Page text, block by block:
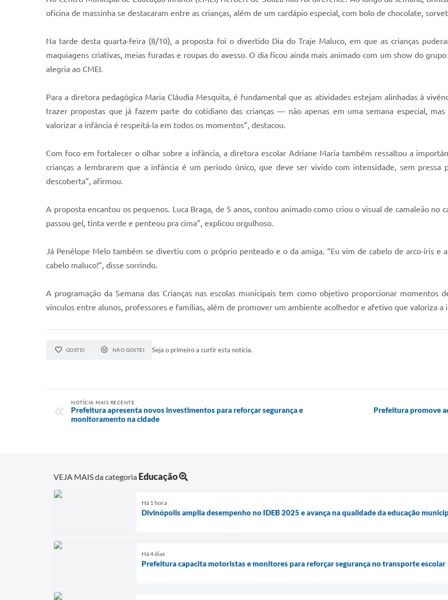
oficina de massinha se destacaram entre as crianças, além de um cardápio especial, com bolo de chocolate,
Na tarde desta quarta-feira (8/10), a proposta foi o divertido Dia do Traje Maluco, em que as crianças
maquiagens criativas, meias furadas e roupas do avesso. O dia ficou ainda mais animado com um show do
alegria ao CMEI.
Para a diretora pedagógica Maria Cláudia Mesquita, é fundamental que as atividades estejam alinhadas à
trazer propostas que já fazem parte do cotidiano das crianças — não apenas em uma semana especial,
valorizar a infância é respeitá-la em todos os momentos”, destacou.
Com foco em fortalecer o olhar sobre a infância, a diretora escolar Adriane Maria também ressaltou a
crianças a lembrarem que a infância é um período único, que deve ser vivido com intensidade, sem pressa
descoberta”, afirmou.
A proposta encantou os pequenos. Luca Braga, de 5 anos, contou animado como criou o visual de camaleão no
passou gel, tinta verde e penteou pra cima”, explicou orgulhoso.
Já Penélope Melo também se divertiu com o próprio penteado e o da amiga. “Eu vim de cabelo de arco-íris e
cabelo maluco!”, disse sorrindo.
A programação da Semana das Crianças nas escolas municipais tem como objetivo proporcionar momentos
vínculos entre alunos, professores e famílias, além de promover um ambiente acolhedor e afetivo que valoriza a
GOSTEI NÃO GOSTEI Seja o primeiro a curtir esta notícia.
NOTÍCIA MAIS RECENTE
Prefeitura apresenta novos investimentos para reforçar segurança e
monitoramento na cidade
Prefeitura promove
VEJA MAIS da categoria Educação
Há 1 hora
Divinópolis amplia desempenho no IDEB 2025 e avança na qualidade da educação
Há 4 dias
Prefeitura capacita motoristas e monitores para reforçar segurança no transporte escolar